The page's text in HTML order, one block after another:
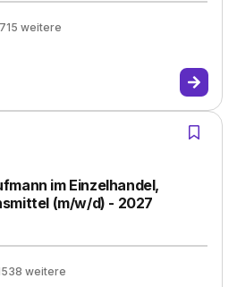
weitere
im Einzelhandel,
(m/w/d) - 2027
weitere